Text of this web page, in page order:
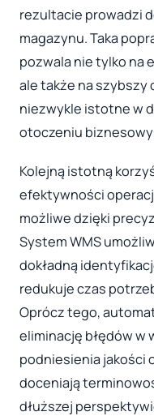
rezultacie prowadzi
magazynu. Taka
pozwala nie tylko na
ale także na
niezwykle istotne w
otoczeniu
Kolejną istotną
efektywności
możliwe dzięki
System WMS
dokładną
redukuje czas
Oprócz tego,
eliminację błędów w
podniesienia jakości
doceniają
dłuższej